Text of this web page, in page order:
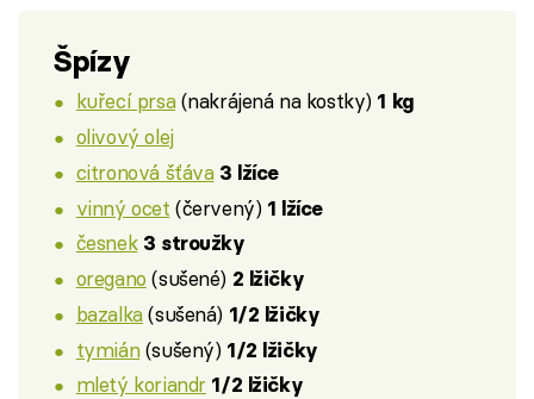
Špízy
kuřecí prsa(nakrájená na kostky) 1 kg
olivový olej
citronová šťáva 3 lžíce
vinný ocet (červený) 1 lžíce
česnek 3 stroužky
oregano (sušené) 2 lžičky
bazalka(sušená) 1/2 lžičky
tymián(sušený) 1/2 lžičky
mletý koriandr 1/2 lžičky